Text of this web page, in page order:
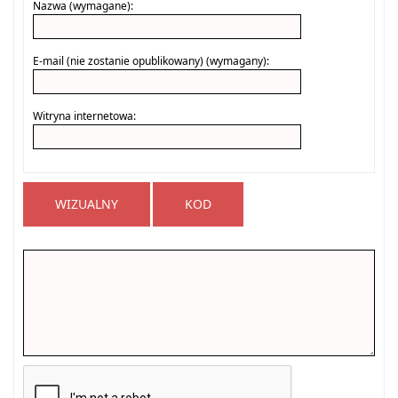
Nazwa (wymagane):
E-mail (nie zostanie opublikowany) (wymagany):
Witryna internetowa:
WIZUALNY KOD